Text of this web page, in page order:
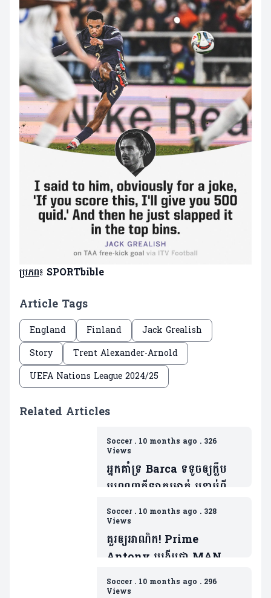
ប្រភព៖ SPORTbible
Article Tags
England Finland
Jack Grealish
Story
Trent Alexander-Arnold
UEFA Nations League 2024/25
Related Articles
Soccer. 10 months ago . 326
Views
អ្នកគាំទ្រ Barca ទទូចឲ្យក្លឹប
បណ្តេញកីឡាករម្នាក់ បន្ទាប់ពី
ចាញ់ PSG
Soccer. 10 months ago . 328
Views
គួរឲ្យអាណិត! Prime
Antony បង្ហើបថា MAN
UTD ធ្វើរឿងមួយដាក់ ដែលជា
ទង្វើមិនផ្តល់តម្លៃឲ្យខ្លួន
Soccer. 10 months ago . 296
Views